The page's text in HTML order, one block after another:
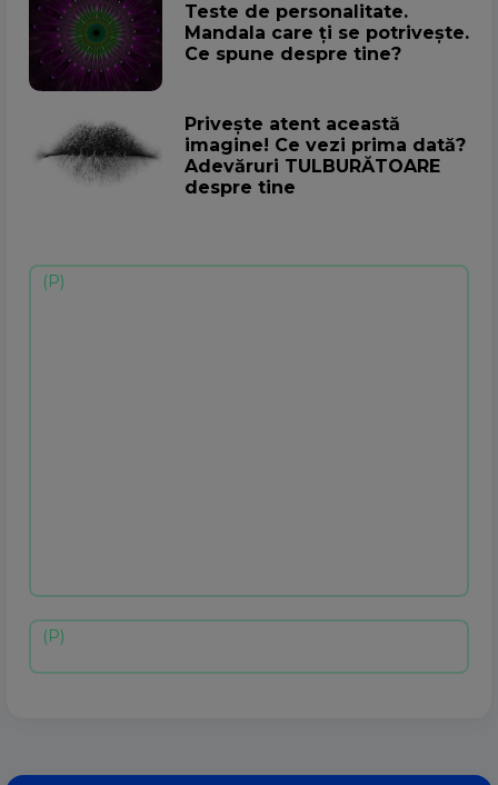
Teste de personalitate.
Mandala care ți se potrivește.
Ce spune despre tine?
Privește atent această
imagine! Ce vezi prima dată?
Adevăruri TULBURĂTOARE
despre tine